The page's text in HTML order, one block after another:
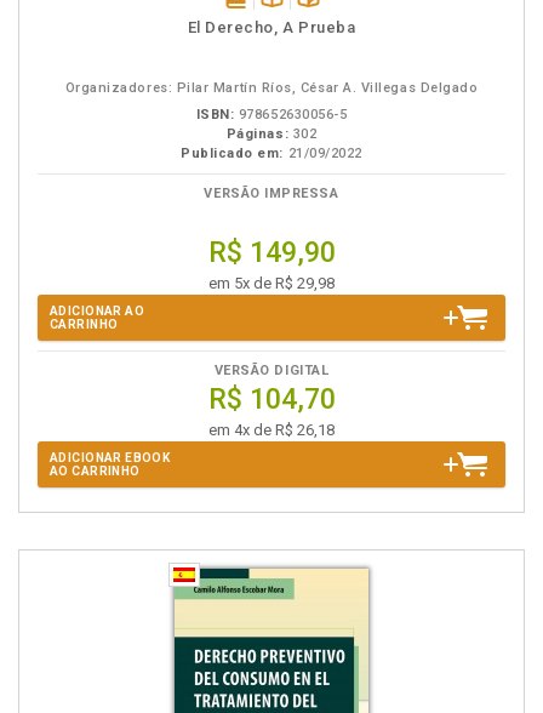
disponívelDisponível
páginas
El Derecho, A Prueba
Organizadores: Pilar Martín Ríos, César A. Villegas Delgado
ISBN: 978652630056-5
Páginas: 302
Publicado em: 21/09/2022
VERSÃO IMPRESSA
R$ 149,90
em 5x de R$ 29,98
ADICIONAR AO
CARRINHO
VERSÃO DIGITAL
R$ 104,70
em 4x de R$ 26,18
ADICIONAR EBOOK
AO CARRINHO